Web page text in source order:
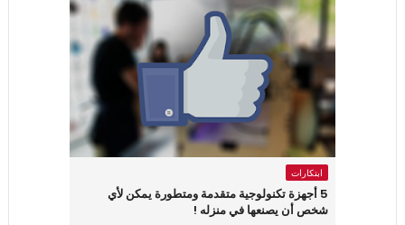
ابتكارات
5 أجهزة تكنولوجية متقدمة ومتطورة يمكن لأي
شخص أن يصنعها في منزله !